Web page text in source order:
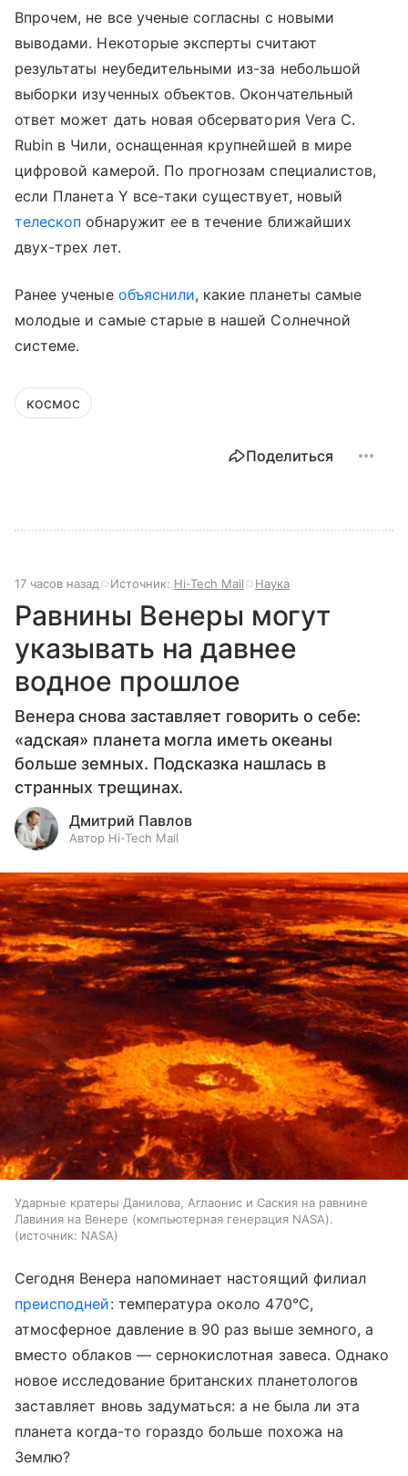
Впрочем, не все ученые согласны с новыми
выводами. Некоторые эксперты считают
результаты неубедительными из-за небольшой
выборки изученных объектов. Окончательный
ответ может дать новая обсерватория Vera C.
Rubin в Чили, оснащенная крупнейшей в мире
цифровой камерой. По прогнозам специалистов,
если Планета Y все-таки существует, новый
телескоп обнаружит ее в течение ближайших
двух-трех лет.
Ранее ученые объяснили, какие планеты самые
молодые и самые старые в нашей Солнечной
системе.
космос
Поделиться
17 часов назад Источник: Hi-Tech Mail Наука
Равнины Венеры могут
указывать на давнее
водное прошлое
Венера снова заставляет говорить о себе:
«адская» планета могла иметь океаны
больше земных. Подсказка нашлась в
странных трещинах.
Дмитрий Павлов
Автор Hi-Tech Mail
Ударные кратеры Данилова, Аглаонис и Саския на равнине
Лавиния на Венере (компьютерная генерация NASA).
источник: NASA
Сегодня Венера напоминает настоящий филиал
преисподней: температура около 470°C,
атмосферное давление в 90 раз выше земного, а
вместо облаков — сернокислотная завеса. Однако
новое исследование британских планетологов
заставляет вновь задуматься: а не была ли эта
планета когда-то гораздо больше похожа на
Землю?